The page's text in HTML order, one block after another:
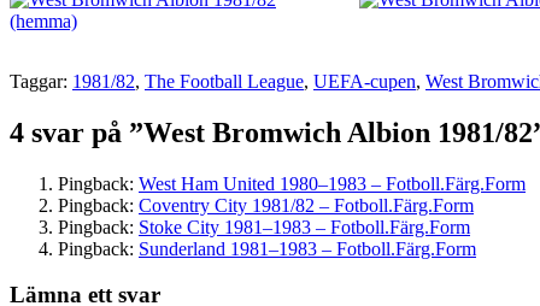
Taggar: 1981/82, The Football League, UEFA-cupen, West
4 svar på ”West Bromwich Albion 1981/
Pingback: West Ham United 1980–1983 – Fotboll.Färg.Form
Pingback: Coventry City 1981/82 – Fotboll.Färg.Form
Pingback: Stoke City 1981–1983 – Fotboll.Färg.Form
Pingback: Sunderland 1981–1983 – Fotboll.Färg.Form
Lämna ett svar